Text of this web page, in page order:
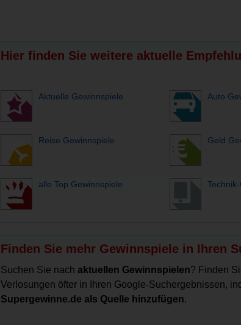
Hier finden Sie weitere aktuelle
Aktuelle Gewinnspiele Auto
Reise Gewinnspiele Geld
alle Top Gewinnspiele
Finden Sie mehr Gewinnspiele in Ihren
Suchen Sie nach aktuellen Gewinnspielen? Finden
Verlosungen öfter in Ihren Google-Suchergebnissen,
Supergewinne.de als Quelle hinzufügen.